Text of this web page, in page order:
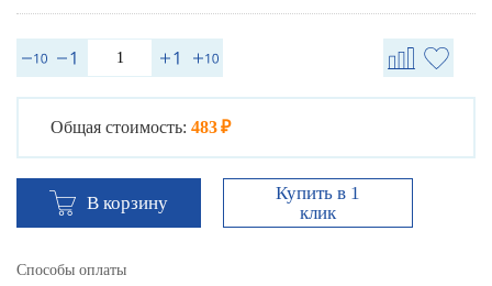
Общая стоимость: 483 ₽
В корзину
Купить в 1
клик
Способы оплаты